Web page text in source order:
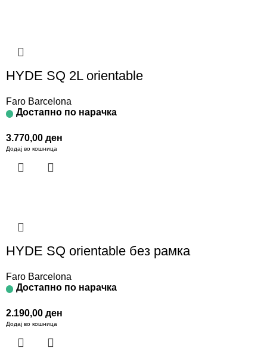
HYDE SQ 2L orientable
Faro Barcelona
Достапно по нарачка
3.770,00 ден
Додај во кошница
HYDE SQ orientable без рамка
Faro Barcelona
Достапно по нарачка
2.190,00 ден
Додај во кошница